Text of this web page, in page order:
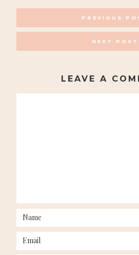
NAVIGATION
PREVIOUS
NEXT POST
LEAVE A